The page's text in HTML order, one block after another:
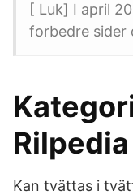
[ Luk] I april
forbedre sider
Rilpedia
Kan tvättas i